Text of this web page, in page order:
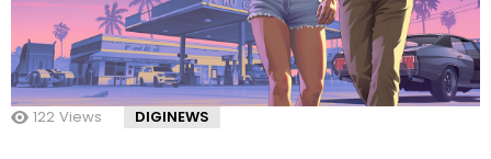
122 Views DIGINEWS